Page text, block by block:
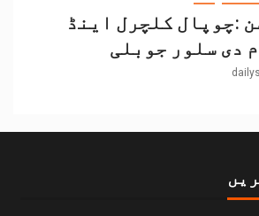
:چوپال کلچرل اینڈ
دی سلور جوبلی